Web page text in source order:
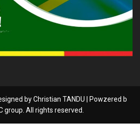
by Christian TANDU | Powzered b
group. All rights reserved.